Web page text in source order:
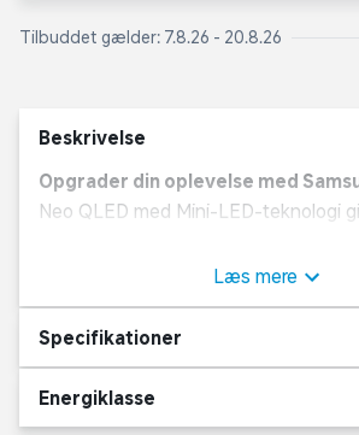
Tilbuddet gælder: 7.8.26 - 20.8.26
Beskrivelse
Opgrader din oplevelse med
Neo QLED med Mini-LED-teknologi
NQ4 AI Gen2 Processor
AI-drevet 4K-processor med 20 AI-
omdanner indhold til næsten 4K-
optimerer både billede og lyd.*
*Visningsoplevelsen kan variere
Læs mere
Specifikationer
Energiklasse